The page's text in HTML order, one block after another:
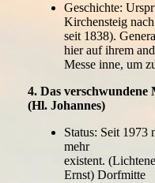
Geschichte:
Kirchensteig
seit 1838).
hier auf ihrem
Messe inne, um
4. Das verschwundene
(Hl. Johannes)
Status: Seit 1973
mehr
existent.
Ernst) Dorfmitte